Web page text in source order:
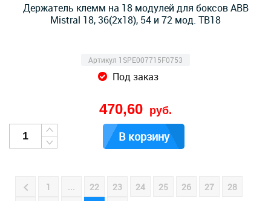
Держатель клемм на 18 модулей для боксов ABB
Mistral 18, 36(2х18), 54 и 72 мод. TB18
Артикул 1SPE007715F0753
Под заказ
470,60 руб.
В корзину
1 ... 22 23 24 25 26 27
28